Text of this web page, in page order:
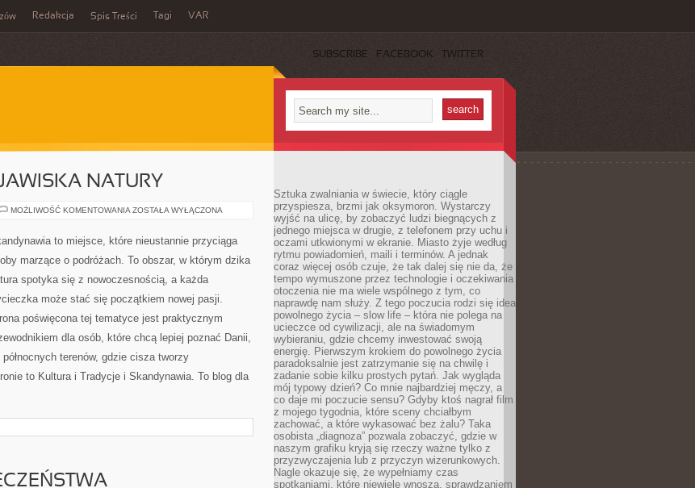
Redakcja Spis Treści Tagi VAR
SUBSCRIBE FACEBOOK TWITTER
NATURY
MOŻLIWOŚĆ KOMENTOWANIA ZORZA
ZJAWISKA
NATURY
ZOSTAŁA WYŁĄCZONA
to miejsce, które nieustannie przyciąga
marzące o podróżach. To obszar, w którym dzika
spotyka się z nowoczesnością, a każda
może stać się początkiem nowej pasji.
poświęcona tej tematyce jest praktycznym
dla osób, które chcą lepiej poznać Danii,
terenów, gdzie cisza tworzy
to Kultura i Tradycje i Skandynawia. To blog dla
Sztuka zwalniania w świecie, który ciągle
przyspiesza, brzmi jak oksymoron. Wystarczy
wyjść na ulicę, by zobaczyć ludzi biegnących z
jednego miejsca w drugie, z telefonem przy uchu i
oczami utkwionymi w ekranie. Miasto żyje według
rytmu powiadomień, maili i terminów. A jednak
coraz więcej osób czuje, że tak dalej się nie da, że
tempo wymuszone przez technologie i oczekiwania
otoczenia nie ma wiele wspólnego z tym, co
naprawdę nam służy. Z tego poczucia rodzi się idea
powolnego życia – slow life – która nie polega na
ucieczce od cywilizacji, ale na świadomym
wybieraniu, gdzie chcemy inwestować swoją
energię. Pierwszym krokiem do powolnego życia
paradoksalnie jest zatrzymanie się na chwilę i
zadanie sobie kilku prostych pytań. Jak wygląda
mój typowy dzień? Co mnie najbardziej męczy, a
co daje mi poczucie sensu? Gdyby ktoś nagrał film
z mojego tygodnia, które sceny chciałbym
zachować, a które wykasować bez żalu? Taka
osobista „diagnoza” pozwala zobaczyć, gdzie w
naszym grafiku kryją się rzeczy ważne tylko z
przyzwyczajenia lub z przyczyn wizerunkowych.
Nagle okazuje się, że wypełniamy czas
spotkaniami, które niewiele wnoszą, sprawdzaniem